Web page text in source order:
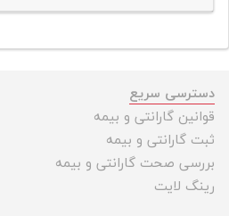
دسترسی سریع
قوانین گارانتی و بیمه
ثبت گارانتی و بیمه
بررسی صحت گارانتی و بیمه
رینگ لایت